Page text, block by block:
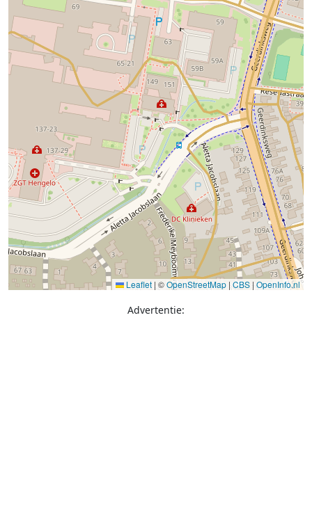
Leaflet | ©OpenStreetMap | CBS | OpenInfo.nl
Advertentie: